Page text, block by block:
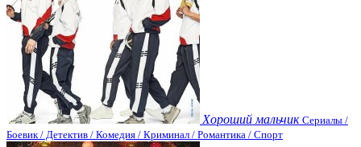
Хороший мальчик Сериалы /
Боевик / Детектив / Комедия / Криминал / Романтика / Спорт